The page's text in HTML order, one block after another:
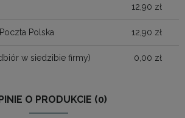
12,90 zł
Polska 12,90 zł
w siedzibie firmy) 0,00 zł
O PRODUKCIE (0)